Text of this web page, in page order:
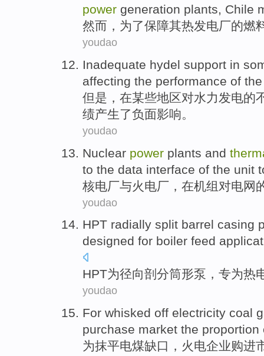
power generation plants, Chile
然而 ， 为了保障其热发电厂的燃
youdao
Inadequate hydel support in
affecting the performance of
但是， 在某些地区对水力发电的
绩产生了负面影响。
youdao
Nuclear power plants and
to the data interface of the unit
核电厂与火电厂 ， 在机组对电网
youdao
HPT radially split barrel casing
designed for boiler feed
HPT为径向剖分筒形泵 ， 专为热
youdao
For whisked off electricity coal
purchase market the proportion
为抹平电煤缺口 ， 火电企业购进